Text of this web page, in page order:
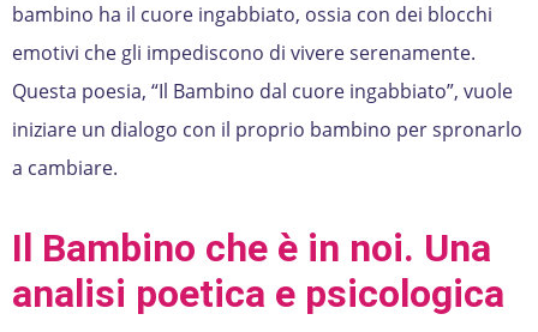
bambino ha il cuore ingabbiato, ossia con dei blocchi
emotivi che gli impediscono di vivere serenamente.
Questa poesia, “Il Bambino dal cuore ingabbiato”, vuole
iniziare un dialogo con il proprio bambino per spronarlo
a cambiare.
Il Bambino che è in noi. Una
analisi poetica e psicologica